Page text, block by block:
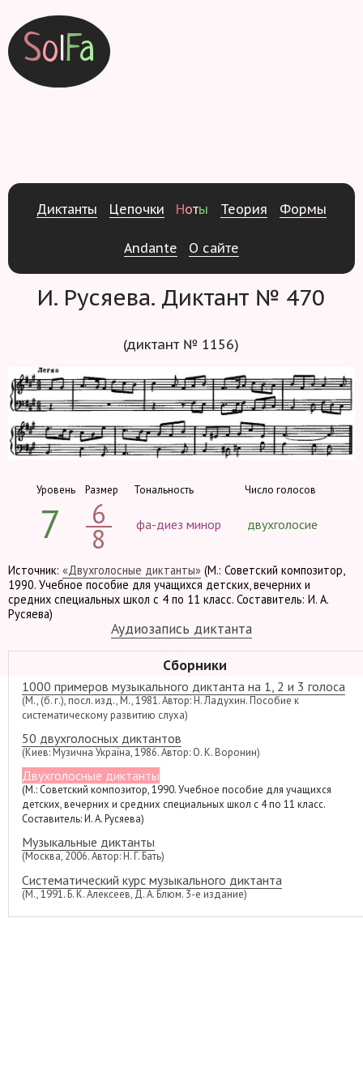
SolFa
Диктанты Цепочки Ноты Теория Формы
Andante О сайте
И. Русяева. Диктант № 470
(диктант № 1156)
Уровень
7
Размер
6
8
Тональность
фа-диез минор
Число голосов
двухголосие
Источник: «Двухголосные диктанты» (М.: Советский композитор,
1990. Учебное пособие для учащихся детских, вечерних и
средних специальных школ с 4 по 11 класс. Составитель: И. А.
Русяева)
Аудиозапись диктанта
Сборники
1000 примеров музыкального диктанта на 1, 2 и 3 голоса
(М., (б. г.), посл. изд., М., 1981. Автор: Н. Ладухин. Пособие к
систематическому развитию слуха)
50 двухголосных диктантов
(Киев: Музична Україна, 1986. Автор: О. К. Воронин)
Двухголосные диктанты
(М.: Советский композитор, 1990. Учебное пособие для учащихся
детских, вечерних и средних специальных школ с 4 по 11 класс.
Составитель: И. А. Русяева)
Музыкальные диктанты
(Москва, 2006. Автор: Н. Г. Бать)
Систематический курс музыкального диктанта
(М., 1991. Б. К. Алексеев, Д. А. Блюм. 3-е издание)